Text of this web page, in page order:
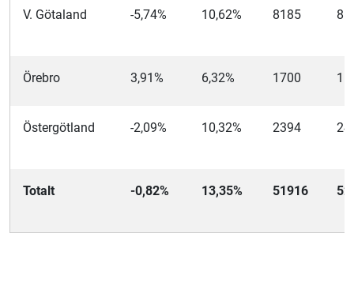
V. Götaland -5,74% 10,62% 8185
Örebro 3,91% 6,32% 1700
Östergötland -2,09% 10,32% 2394
Totalt -0,82% 13,35% 51916